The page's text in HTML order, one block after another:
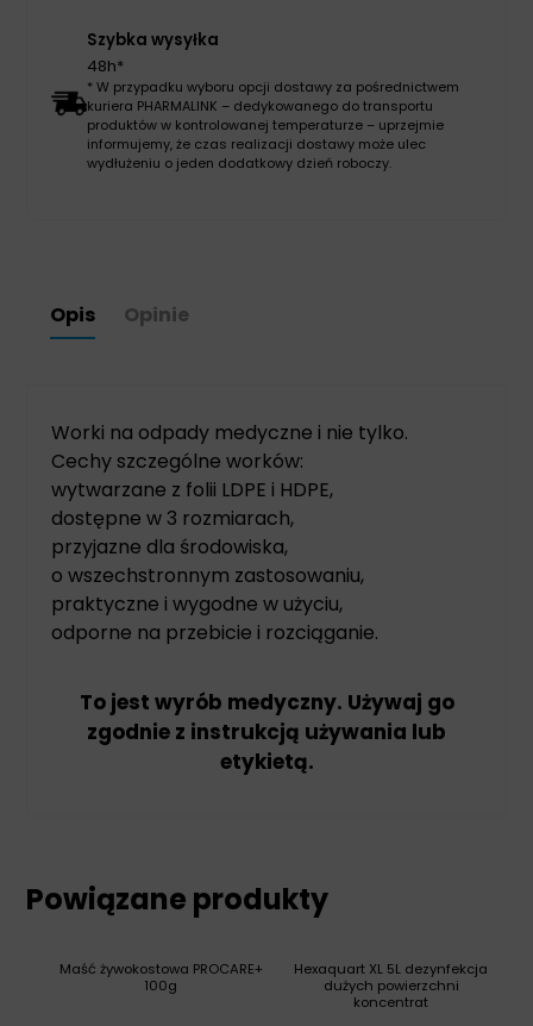
Szybka wysyłka
48h*
* W przypadku wyboru opcji dostawy za pośrednictwem
kuriera PHARMALINK – dedykowanego do transportu
produktów w kontrolowanej temperaturze – uprzejmie
informujemy, że czas realizacji dostawy może ulec
wydłużeniu o jeden dodatkowy dzień roboczy.
Opis Opinie
Worki na odpady medyczne i nie tylko.
Cechy szczególne worków:
wytwarzane z folii LDPE i HDPE,
dostępne w 3 rozmiarach,
przyjazne dla środowiska,
o wszechstronnym zastosowaniu,
praktyczne i wygodne w użyciu,
odporne na przebicie i rozciąganie.
To jest wyrób medyczny. Używaj go
zgodnie z instrukcją używania lub
etykietą.
Powiązane produkty
Hexaquart XL 5L dezynfekcja
dużych powierzchni
koncentrat
Maść żywokostowa PROCARE+
100g